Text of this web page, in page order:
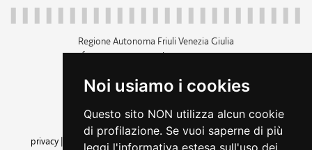
Noi usiamo i cookies
Questo sito NON utilizza alcun cookie
di profilazione. Se vuoi saperne di più
leggi l'informativa estesa sull'uso dei
Regione Autonoma Friuli Venezia Giulia
c.f. 80014930327; p.iva 00526040324
+39 040 3771111
amministrazione trasparente
privacy
cookie |note legali accessibilità
dichiarazione di